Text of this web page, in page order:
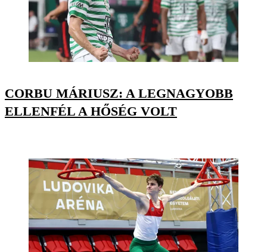
CORBU MÁRIUSZ: A LEGNAGYOBB
ELLENFÉL A HŐSÉG VOLT